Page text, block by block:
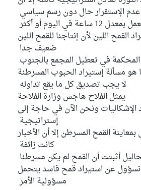
عدم الإستقرار حال دون رسم سياسي
بمعدل 12 ساعة في اليوم أو أكثر
القمح اللين لأن إنتاجنا للقمح اللين
ضعيف جدا
في تعطيل المجمع بالجنوب
هو مسألة إستيراد الحبوب المسرطنة
لا يجب تصديق كل ما يقع تداوله
يمثل الفلاح هاجس وزارة الفلاحة
الإشكاليات ونحن الآن في حاجة إلى
إستراتيجية
بمعاينة القمح المسرطن إلا أن الأخبار
كانت زائفة
أثبتت أن القمح لم يكن مسرطنا
عن استيراد قمح فاسد يتحمل
مسؤولية الأمر